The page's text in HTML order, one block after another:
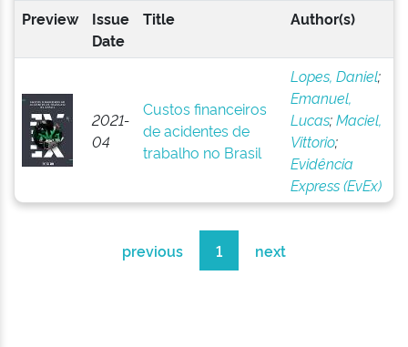
Preview
Issue
Date
Title Author(s)
2021-
04
Custos financeiros
de acidentes de
trabalho no Brasil
Lopes, Daniel;
Emanuel,
Lucas;Maciel,
Vittorio;
Evidência
Express (EvEx)
previous 1 next